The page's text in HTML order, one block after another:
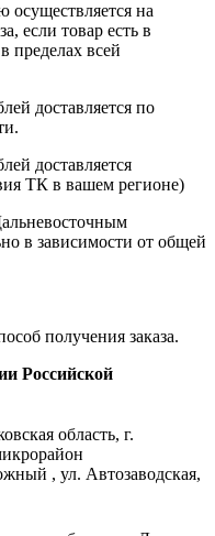
осуществляется на
если товар есть в
пределах всей
доставляется по
доставляется
ТК в вашем регионе)
в зависимости от общей
получения заказа.
Российской
область, г.
, ул. Автозаводская,